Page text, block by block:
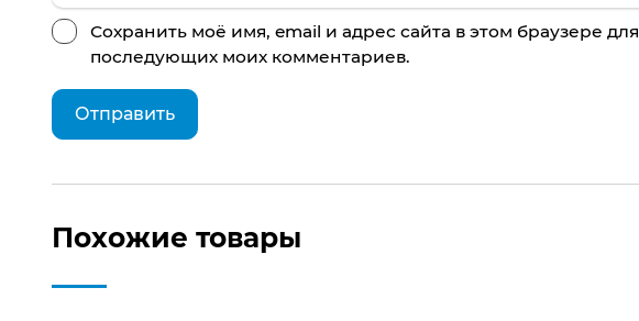
Сохранить моё имя, email и адрес сайта в этом браузере для
последующих моих комментариев.
Похожие товары